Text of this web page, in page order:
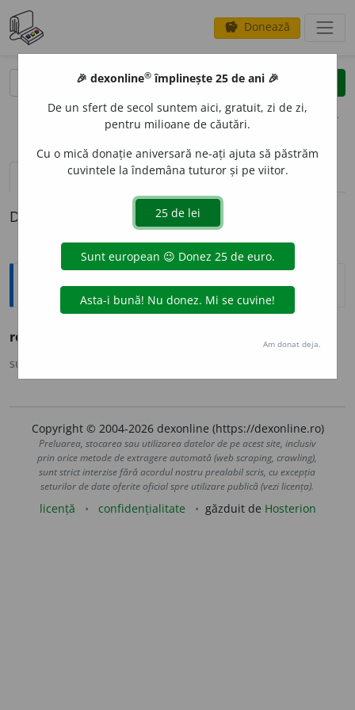
savings Donează
clear
opțiuni
definiții (1) pronunțievolume_up (50)
Definiția cu ID-ul 278025:
Ortografice DOOM
ren
sursa:
Copyright © 2004-2026 dexonline (https://dexonline.ro)
Preluarea, stocarea sau utilizarea datelor de pe acest site, inclusiv
prin orice metode de extragere automată (web scraping, crawling),
sunt strict interzise fără acordul nostru prealabil scris, cu excepția
seturilor de date oferite oficial spre utilizare publică (vezi licența).
licență confidențialitate găzduit de Hosterion
🎉 dexonline® împlinește 25 de ani 🎉
De un sfert de secol suntem aici, gratuit, zi de zi,
pentru milioane de căutări.
Cu o mică donație aniversară ne-ați ajuta să păstrăm
cuvintele la îndemâna tuturor și pe viitor.
Am donat deja.